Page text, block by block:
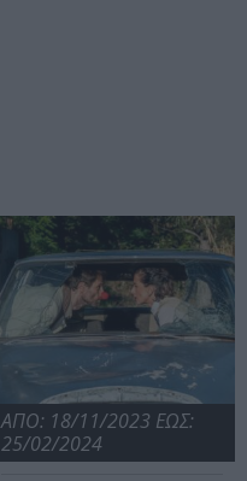
ΑΠΟ: 18/11/2023 ΕΩΣ:
25/02/2024